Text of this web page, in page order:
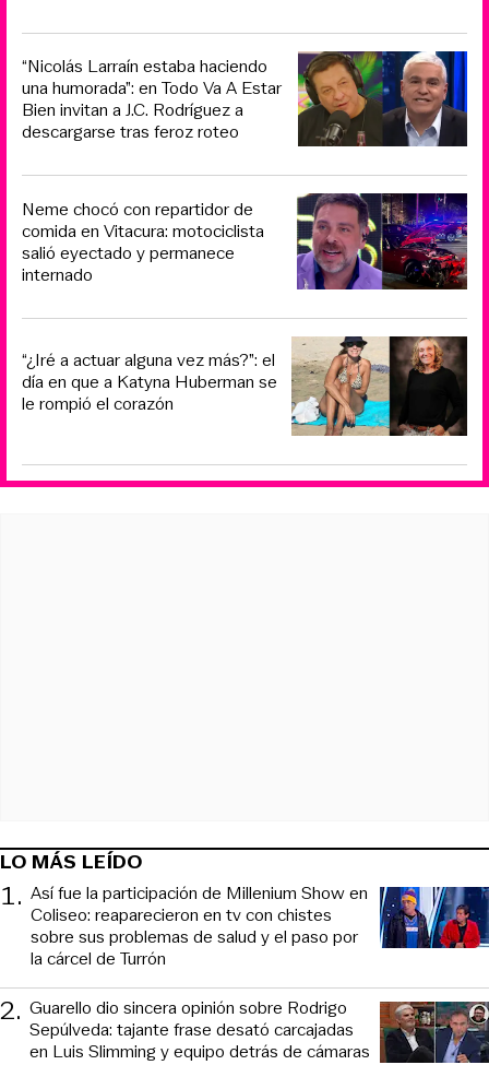
“Nicolás Larraín estaba haciendo
una humorada”: en Todo Va A Estar
Bien invitan a J.C. Rodríguez a
descargarse tras feroz roteo
Neme chocó con repartidor de
comida en Vitacura: motociclista
salió eyectado y permanece
internado
“¿Iré a actuar alguna vez más?”: el
día en que a Katyna Huberman se
le rompió el corazón
LO MÁS LEÍDO
1. Así fue la participación de Millenium Show en
Coliseo: reaparecieron en tv con chistes
sobre sus problemas de salud y el paso por
la cárcel de Turrón
2. Guarello dio sincera opinión sobre Rodrigo
Sepúlveda: tajante frase desató carcajadas
en Luis Slimming y equipo detrás de cámaras